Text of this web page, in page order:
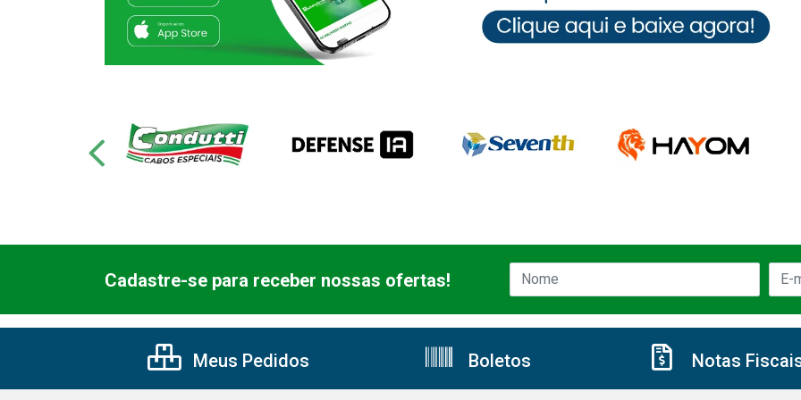
Cadastre-se para receber nossas ofertas!
Meus Pedidos Boletos Notas